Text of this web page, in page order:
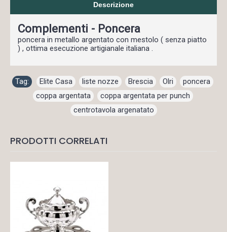
Descrizione
Complementi - Poncera
poncera in metallo argentato con mestolo ( senza piatto
) , ottima esecuzione artigianale italiana .
Tag: Elite Casa liste nozze Brescia Olri poncera
coppa argentata , coppa argentata per punch ,
centrotavola argenatato
PRODOTTI CORRELATI